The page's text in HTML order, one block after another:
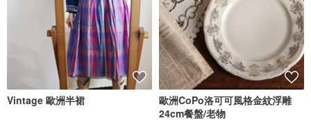
Vintage 歐洲半裙
歐洲CoPo洛可可風格金紋浮雕
24cm餐盤/老物